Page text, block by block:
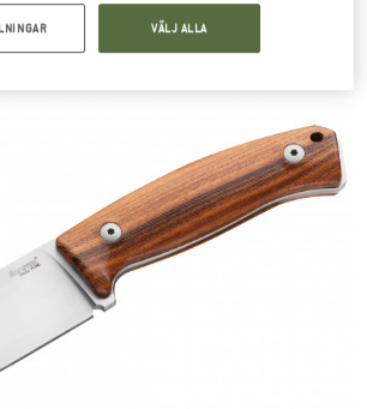
VÄLJ ALLA